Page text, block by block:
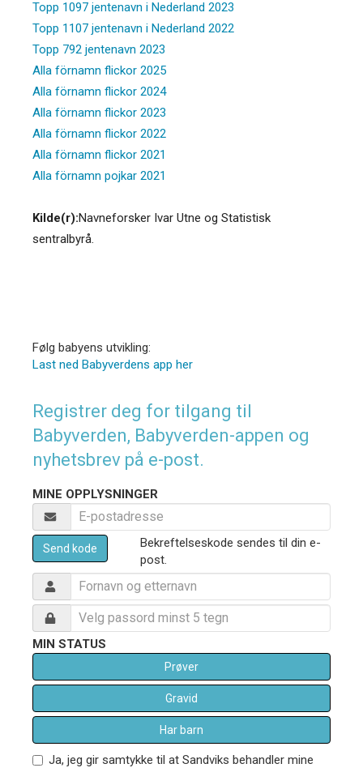
Topp 1097 jentenavn i Nederland 2023
Topp 1107 jentenavn i Nederland 2022
Topp 792 jentenavn 2023
Alla förnamn flickor 2025
Alla förnamn flickor 2024
Alla förnamn flickor 2023
Alla förnamn flickor 2022
Alla förnamn flickor 2021
Alla förnamn pojkar 2021
Kilde(r):Navneforsker Ivar Utne og Statistisk
sentralbyrå.
Følg babyens utvikling:
Last ned Babyverdens app her
Registrer deg for tilgang til
Babyverden, Babyverden-appen og
nyhetsbrev på e-post.
MINE OPPLYSNINGER
Send kode
Bekreftelseskode sendes til din e-
post.
MIN STATUS
Prøver
Gravid
Har barn
Ja, jeg gir samtykke til at Sandviks behandler mine